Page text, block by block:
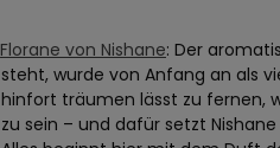
Florane von Nishane: Der
steht, wurde von Anfang an als
hinfort träumen lässt zu fernen,
zu sein – und dafür setzt